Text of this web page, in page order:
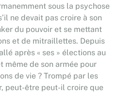
sous la psychose
ne devait pas croire à son
du pouvoir et se mettant
et de mitraillettes. Depuis
après « ses » élections au
de son armée pour
de vie ? Trompé par les
peut-être peut-il croire que